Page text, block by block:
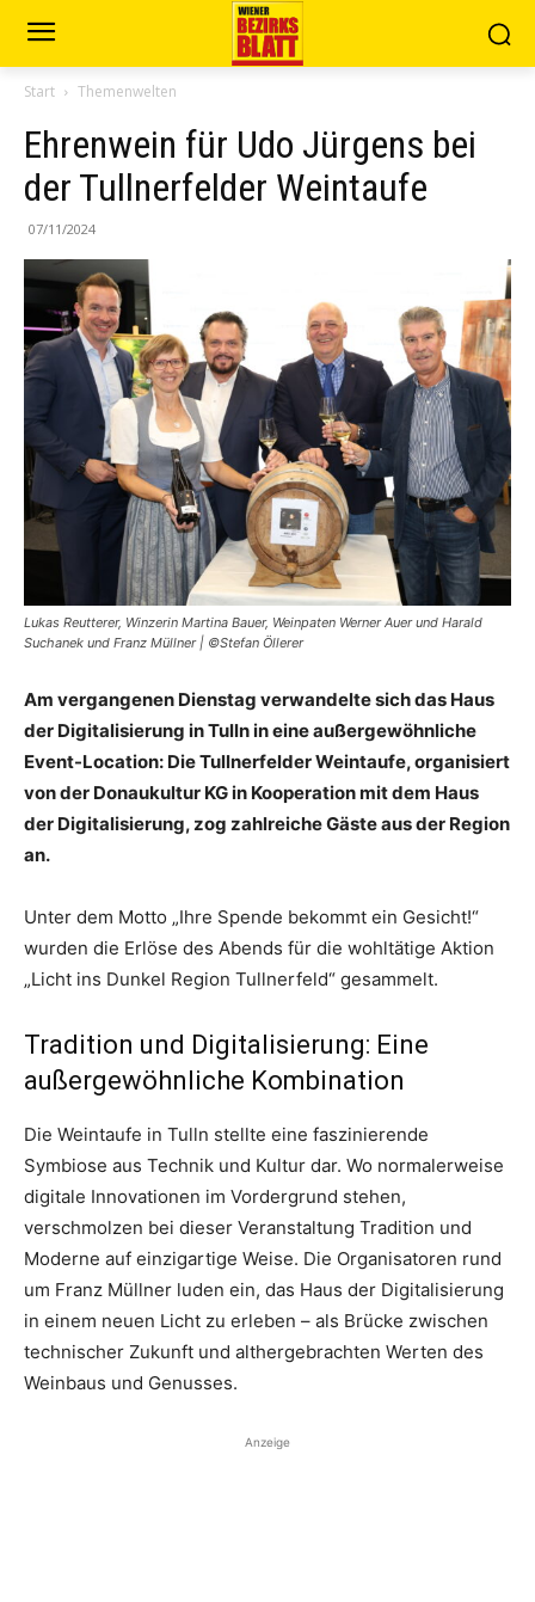
Start Themenwelten
Ehrenwein für Udo Jürgens bei
der Tullnerfelder Weintaufe
07/11/2024
Lukas Reutterer, Winzerin Martina Bauer, Weinpaten Werner Auer und Harald
Suchanek und Franz Müllner | ©Stefan Öllerer
Am vergangenen Dienstag verwandelte sich das Haus
der Digitalisierung in Tulln in eine außergewöhnliche
Event-Location: Die Tullnerfelder Weintaufe, organisiert
von der Donaukultur KG in Kooperation mit dem Haus
der Digitalisierung, zog zahlreiche Gäste aus der Region
an.
Unter dem Motto „Ihre Spende bekommt ein Gesicht!“
wurden die Erlöse des Abends für die wohltätige Aktion
„Licht ins Dunkel Region Tullnerfeld“ gesammelt.
Tradition und Digitalisierung: Eine
außergewöhnliche Kombination
Die Weintaufe in Tulln stellte eine faszinierende
Symbiose aus Technik und Kultur dar. Wo normalerweise
digitale Innovationen im Vordergrund stehen,
verschmolzen bei dieser Veranstaltung Tradition und
Moderne auf einzigartige Weise. Die Organisatoren rund
um Franz Müllner luden ein, das Haus der Digitalisierung
in einem neuen Licht zu erleben – als Brücke zwischen
technischer Zukunft und althergebrachten Werten des
Weinbaus und Genusses.
Anzeige